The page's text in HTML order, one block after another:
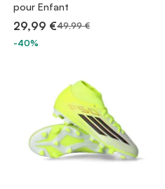
pour Enfant
29,99 €49,99 €
-40%